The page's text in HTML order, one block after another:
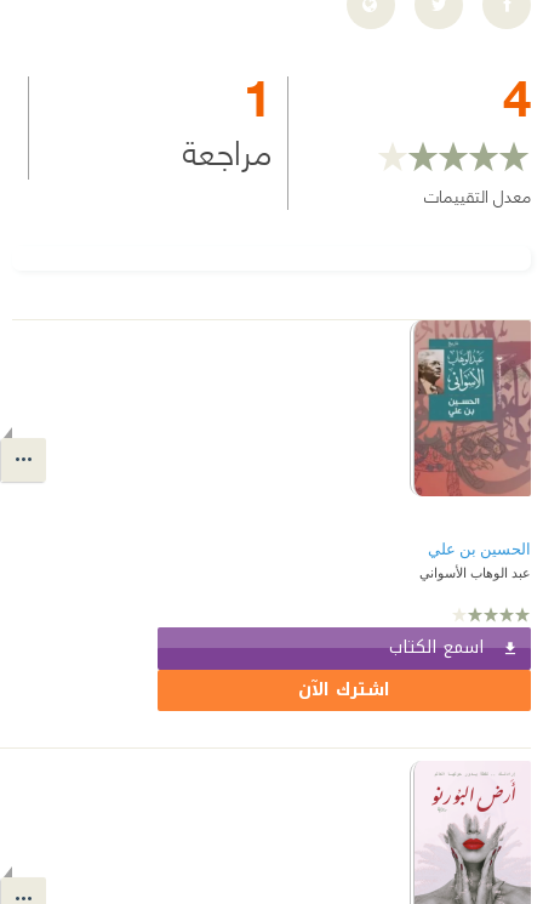
4
معدل التقييمات
1
مراجعة
الحسين بن علي
عبد الوهاب الأسواني
اسمع الكتاب
اشترك الآن